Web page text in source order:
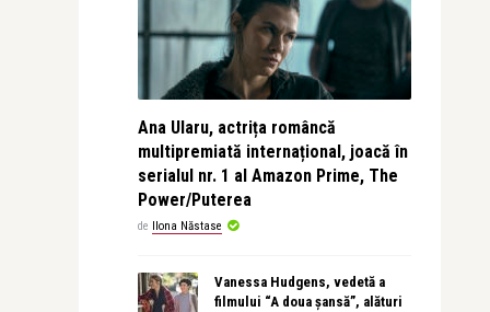
Ana Ularu, actrița româncă
multipremiată internațional, joacă în
serialul nr. 1 al Amazon Prime, The
Power/Puterea
de Ilona Năstase
Vanessa Hudgens, vedetă a
filmului “A doua șansă”, alături